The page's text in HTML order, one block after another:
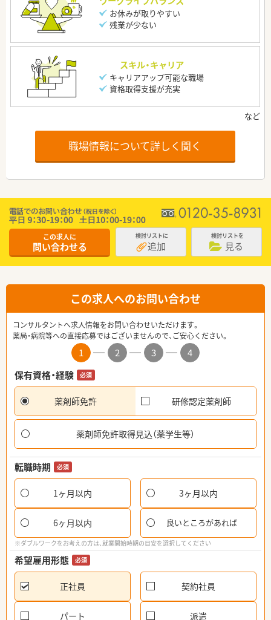
お休みが取りやすい
残業が少ない
スキル・キャリア
キャリアアップ可能な職場
資格取得支援が充実
職場情報について詳しく聞く
この求人に
問い合わせる
検討リストに
追加
検討リストを
見る
この求人へのお問い合わせ
コンサルタントへ求人情報をお問い合わせいただけます。
薬局・病院等への直接応募ではございませんので、ご安心ください。
1 2 3
4
保有資格・経験
必須
薬剤師免許 研修認定薬剤師
薬剤師免許取得見込（薬学生等）
転職時期 必須
1ヶ月以内 3ヶ月以内
6ヶ月以内 良いところがあれば
※ダブルワークをお考えの方は、就業開始時期の目安を選択してください
希望雇用形態 必須
正社員 契約社員
パート 派遣